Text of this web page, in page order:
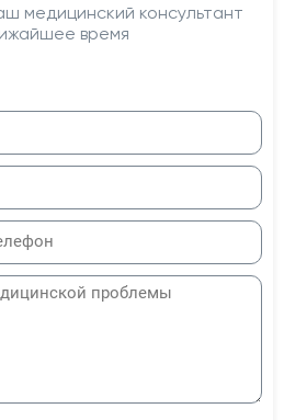
медицинский консультант
время